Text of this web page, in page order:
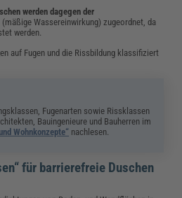
werden dagegen der
(mäßige Wassereinwirkung) zugeordnet, da
werden.
auf Fugen und die Rissbildung klassifiziert
Fugenarten sowie Rissklassen
Bauingenieure und Bauherren im
Wohnkonzepte“ nachlesen.
für barrierefreie Duschen